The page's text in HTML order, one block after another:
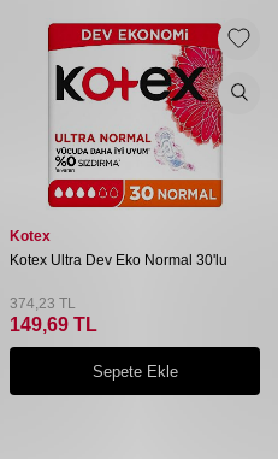
Kotex
Kotex Ultra Dev Eko Normal 30'lu
374,23 TL
149,69 TL
Sepete Ekle